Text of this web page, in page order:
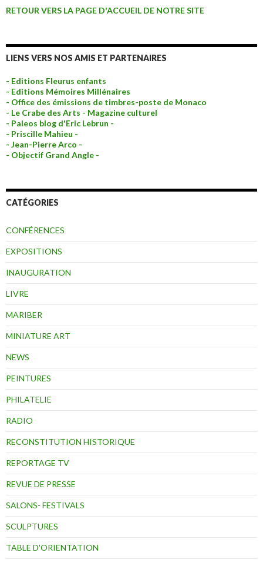
RETOUR VERS LA PAGE D'ACCUEIL DE NOTRE SITE
LIENS VERS NOS AMIS ET PARTENAIRES
- Editions Fleurus enfants
- Editions Mémoires Millénaires
- Office des émissions de timbres-poste de Monaco
- Le Crabe des Arts - Magazine culturel
- Paleos blog d'Eric Lebrun -
- Priscille Mahieu -
- Jean-Pierre Arco -
- Objectif Grand Angle -
CATÉGORIES
CONFÉRENCES
EXPOSITIONS
INAUGURATION
LIVRE
MARIBER
MINIATURE ART
NEWS
PEINTURES
PHILATELIE
RADIO
RECONSTITUTION HISTORIQUE
REPORTAGE TV
REVUE DE PRESSE
SALONS- FESTIVALS
SCULPTURES
TABLE D'ORIENTATION